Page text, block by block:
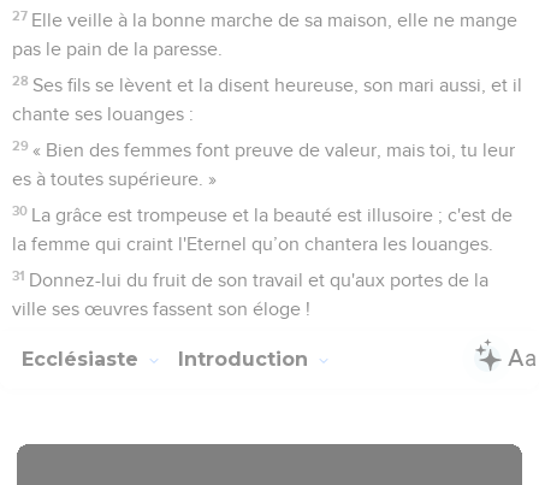
27 Elle veille à la bonne marche de sa maison, elle ne mange
pas le pain de la paresse.
28 Ses fils se lèvent et la disent heureuse, son mari aussi, et il
chante ses louanges :
29 « Bien des femmes font preuve de valeur, mais toi, tu leur
es à toutes supérieure. »
30 La grâce est trompeuse et la beauté est illusoire ; c'est de
la femme qui craint l'Eternel qu’on chantera les louanges.
31 Donnez-lui du fruit de son travail et qu'aux portes de la
ville ses œuvres fassent son éloge !
Ecclésiaste Introduction